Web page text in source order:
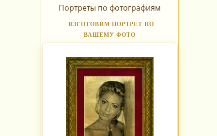
Портреты по фотографиям
ИЗГОТОВИМ ПОРТРЕТ ПО
ВАШЕМУ ФОТО